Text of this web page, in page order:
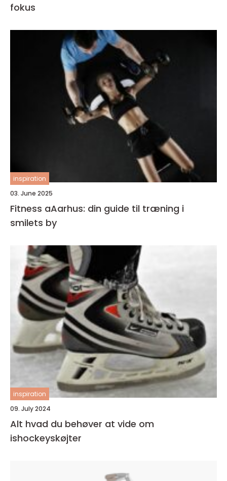
fokus
inspiration
03. June 2025
Fitness aAarhus: din guide til træning i
smilets by
inspiration
09. July 2024
Alt hvad du behøver at vide om
ishockeyskøjter